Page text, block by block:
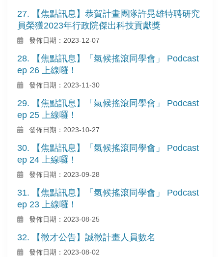
27. 【焦點訊息】恭賀計畫團隊許晃雄特聘研究
員榮獲2023年行政院傑出科技貢獻獎
發佈日期：2023-12-07
28. 【焦點訊息】「氣候搖滾同學會」 Podcast
ep 26 上線囉！
發佈日期：2023-11-30
29. 【焦點訊息】「氣候搖滾同學會」 Podcast
ep 25 上線囉！
發佈日期：2023-10-27
30. 【焦點訊息】「氣候搖滾同學會」 Podcast
ep 24 上線囉！
發佈日期：2023-09-28
31. 【焦點訊息】「氣候搖滾同學會」 Podcast
ep 23 上線囉！
發佈日期：2023-08-25
32. 【徵才公告】誠徵計畫人員數名
發佈日期：2023-08-02